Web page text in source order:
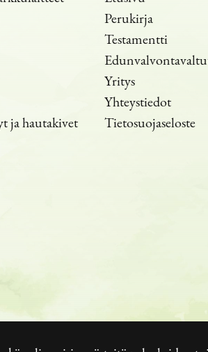
ja hautakivet
Perukirja
Testamentti
Yritys
Yhteystiedot
Tietosuojaseloste